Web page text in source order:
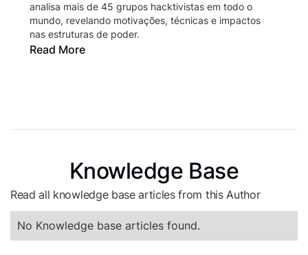
analisa mais de 45 grupos hacktivistas em todo o
mundo, revelando motivações, técnicas e impactos
nas estruturas de poder.
Read More
Knowledge Base
Read all knowledge base articles from this Author
No Knowledge base articles found.